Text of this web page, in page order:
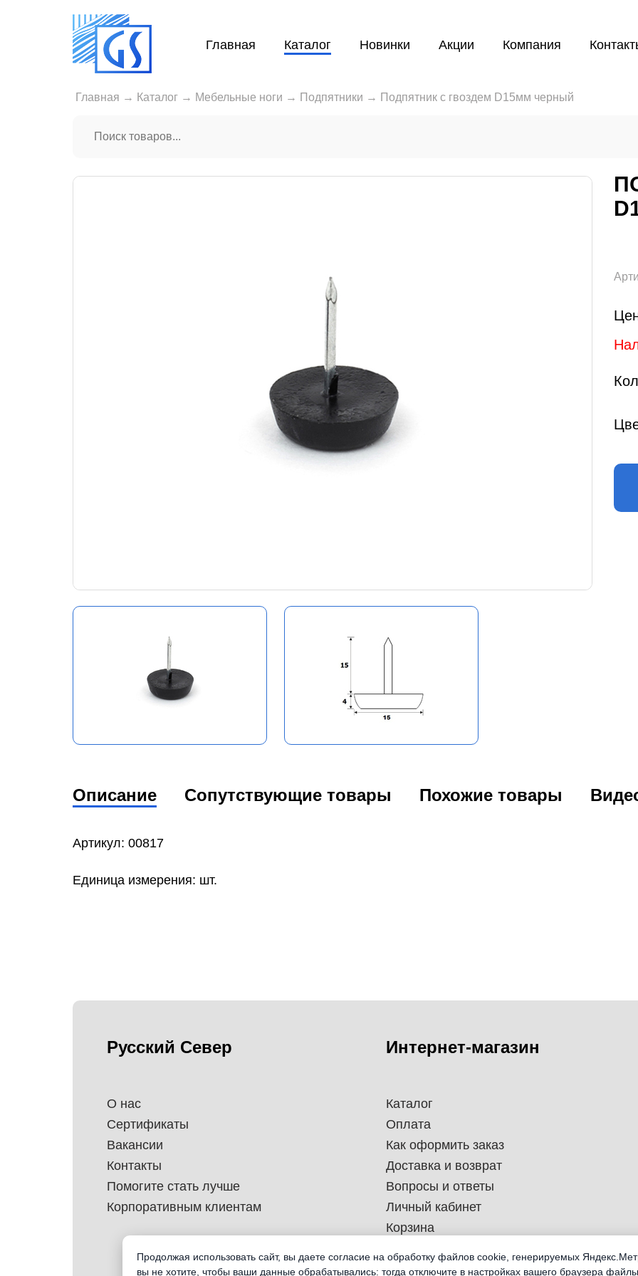
Главная Каталог Новинки Акции Компания
Главная → Каталог → Мебельные ноги → Подпятники → Подпятник с гвоздем D15мм черный
Описание Сопутствующие товары Похожие товары
Артикул: 00817
Единица измерения: шт.
Русский Север
О нас
Сертификаты
Вакансии
Контакты
Помогите стать лучше
Корпоративным клиентам
Интернет-магазин
Каталог
Оплата
Как оформить заказ
Доставка и возврат
Вопросы и ответы
Личный кабинет
Корзина
Продолжая использовать сайт, вы даете согласие на обработку файлов cookie, генерируемых
вы не хотите, чтобы ваши данные обрабатывались: тогда отключите в настройках вашего браузера